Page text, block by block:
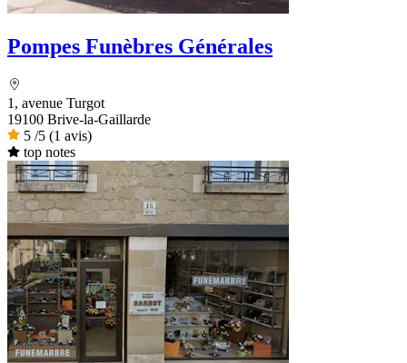
Pompes Funèbres Générales
1, avenue Turgot
19100 Brive-la-Gaillarde
5 /5 (1 avis)
top notes